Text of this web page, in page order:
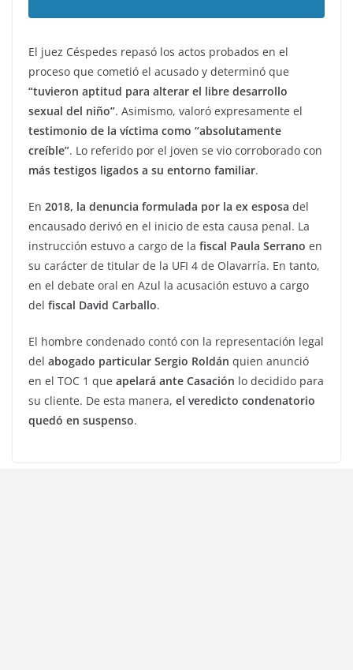
El juez Céspedes repasó los actos probados en el
proceso que cometió el acusado y determinó que
“tuvieron aptitud para alterar el libre desarrollo
sexual del niño”. Asimismo, valoró expresamente el
testimonio de la víctima como “absolutamente
creíble”. Lo referido por el joven se vio corroborado con
más testigos ligados a su entorno familiar.
En 2018, la denuncia formulada por la ex esposa del
encausado derivó en el inicio de esta causa penal. La
instrucción estuvo a cargo de la fiscal Paula Serrano en
su carácter de titular de la UFI 4 de Olavarría. En tanto,
en el debate oral en Azul la acusación estuvo a cargo
del fiscal David Carballo.
El hombre condenado contó con la representación legal
del abogado particular Sergio Roldán quien anunció
en el TOC 1 que apelará ante Casación lo decidido para
su cliente. De esta manera, el veredicto condenatorio
quedó en suspenso.